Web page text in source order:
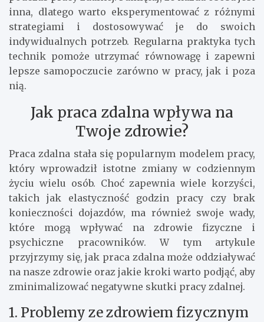
inna, dlatego warto eksperymentować z różnymi
strategiami i dostosowywać je do swoich
indywidualnych potrzeb. Regularna praktyka tych
technik pomoże utrzymać równowagę i zapewni
lepsze samopoczucie zarówno w pracy, jak i poza
nią.
Jak praca zdalna wpływa na
Twoje zdrowie?
Praca zdalna stała się popularnym modelem pracy,
który wprowadził istotne zmiany w codziennym
życiu wielu osób. Choć zapewnia wiele korzyści,
takich jak elastyczność godzin pracy czy brak
konieczności dojazdów, ma również swoje wady,
które mogą wpływać na zdrowie fizyczne i
psychiczne pracowników. W tym artykule
przyjrzymy się, jak praca zdalna może oddziaływać
na nasze zdrowie oraz jakie kroki warto podjąć, aby
zminimalizować negatywne skutki pracy zdalnej.
1. Problemy ze zdrowiem fizycznym